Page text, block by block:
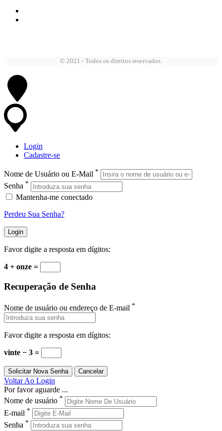
© 2021 - Todos os direitos reservados.
Login
Cadastre-se
Nome de Usuário ou E-Mail *
Senha *
Mantenha-me conectado
Perdeu Sua Senha?
Favor digite a resposta em dígitos:
4 + onze =
Recuperação de Senha
Nome de usuário ou endereço de E-mail *
Favor digite a resposta em dígitos:
vinte − 3 =
Voltar Ao Login
Por favor aguarde ...
Nome de usuário *
E-mail *
Senha *